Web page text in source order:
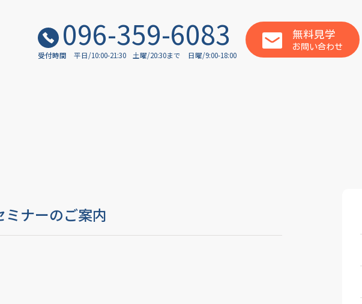
096-359-6083
受付時間 平日/10:00-21:30 土曜/20:30まで 日曜/9:00-18:00
無料見学
お問い合わせ
ミナーのご案内